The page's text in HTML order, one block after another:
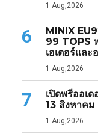
1 Aug,2026
6
MINIX
99 TOPS
เอเตอร์แล
1 Aug,2026
7
เปิดพรีออเ
13 สิงหาค
1 Aug,2026